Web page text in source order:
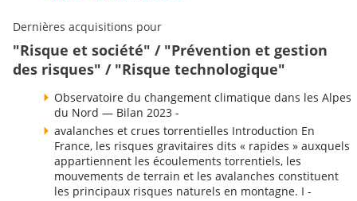
Dernières acquisitions pour
"Risque et société" / "Prévention et gestion
des risques" / "Risque technologique"
Observatoire du changement climatique dans les Alpes
du Nord — Bilan 2023 -
avalanches et crues torrentielles Introduction En
France, les risques gravitaires dits « rapides » auxquels
appartiennent les écoulements torrentiels, les
mouvements de terrain et les avalanches constituent
les principaux risques naturels en montagne. I -